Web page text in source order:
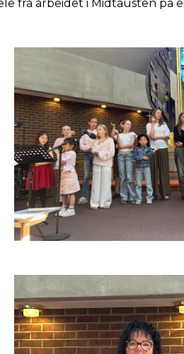
frå arbeidet i Midtausten på